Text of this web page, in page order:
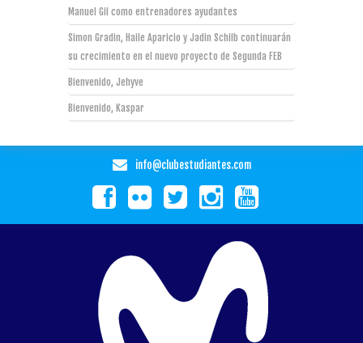
Manuel Gil como entrenadores ayudantes
Simon Gradin, Haile Aparicio y Jadin Schilb continuarán
su crecimiento en el nuevo proyecto de Segunda FEB
Bienvenido, Jehyve
Bienvenido, Kaspar
info@clubestudiantes.com